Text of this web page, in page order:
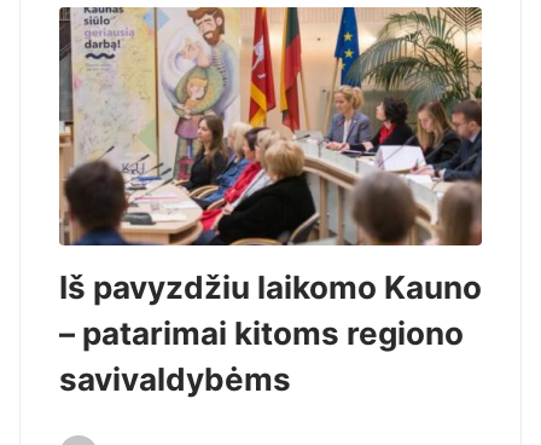
Iš pavyzdžiu laikomo Kauno
– patarimai kitoms regiono
savivaldybėms